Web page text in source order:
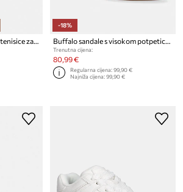
Buffalo Paired Butterfly tenisice za žene
-18%
Buffalo sandale s visokom potpeticom Miranda Lb
Trenutna cijena:
80,99 €
Regularna cijena:99,90 €
Najniža cijena:99,90 €